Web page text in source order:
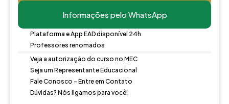
Informações pelo WhatsApp
Plataforma e App EAD disponível 24h
Professores renomados
Veja a autorização do curso no MEC
Seja um Representante Educacional
Fale Conosco - Entre em Contato
Dúvidas? Nós ligamos para você!